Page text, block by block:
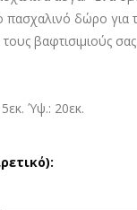
δώρο για
βαφτισιμιούς σας.
Ύψ.: 20εκ.